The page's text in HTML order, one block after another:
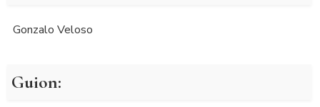
Gonzalo Veloso
Guion: